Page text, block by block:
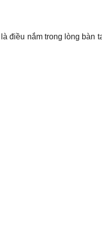
điều nắm trong lòng bàn